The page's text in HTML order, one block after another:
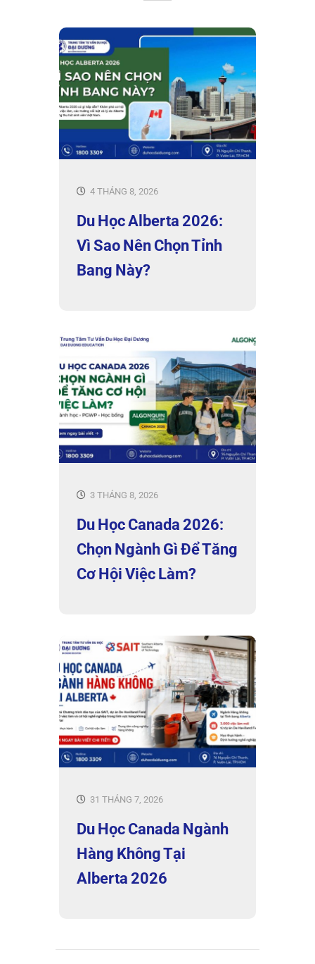
4 THÁNG 8, 2026
Du Học Alberta 2026:
Vì Sao Nên Chọn Tỉnh
Bang Này?
3 THÁNG 8, 2026
Du Học Canada 2026:
Chọn Ngành Gì Để Tăng
Cơ Hội Việc Làm?
31 THÁNG 7, 2026
Du Học Canada Ngành
Hàng Không Tại
Alberta 2026